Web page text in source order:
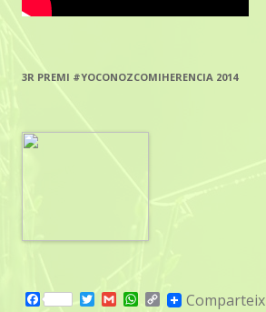
3R PREMI #YOCONOZCOMIHERENCIA 2014
F T G W C Comparteix